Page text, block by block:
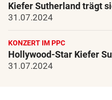
Kiefer Sutherland trägt
31.07.2024
KONZERT IM PPC
Hollywood-Star Kiefer
31.07.2024